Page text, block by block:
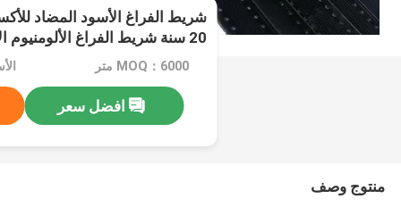
20 سنة شريط الفراغ
المزدوج
MOQ：6000 متر
افضل سعر
منتوج وصف